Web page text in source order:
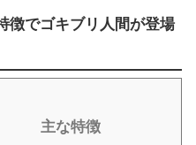
徴でゴキブリ人間が登場
主な特徴